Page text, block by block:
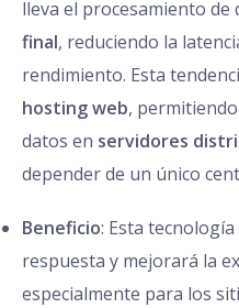
lleva el procesamiento de
final, reduciendo la
rendimiento. Esta
hosting web,
datos en servidores
depender de un único
Beneficio: Esta
respuesta y mejorará la
especialmente para los